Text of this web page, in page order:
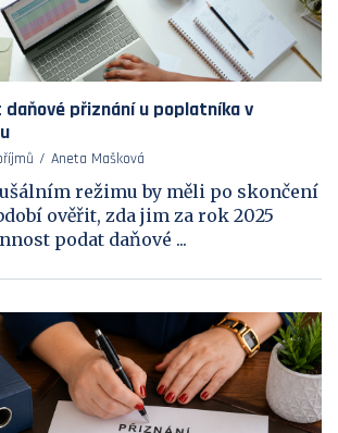
přiznání u poplatníka v
Aneta Mašková
režimu by měli po skončení
ověřit, zda jim za rok 2025
podat daňové ...